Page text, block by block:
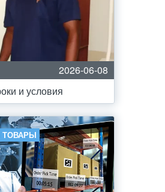
2026-06-08
и условия
ТОВАРЫ